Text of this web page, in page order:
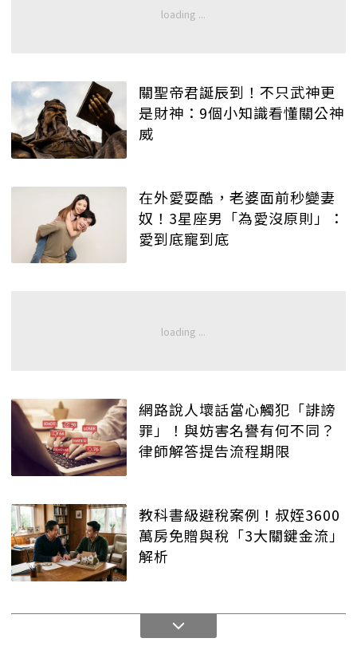
關聖帝君誕辰到！不只武神更
是財神：9個小知識看懂關公神
威
在外愛耍酷，老婆面前秒變妻
奴！3星座男「為愛沒原則」：
愛到底寵到底
網路說人壞話當心觸犯「誹謗
罪」！與妨害名譽有何不同？
律師解答提告流程期限
教科書級避稅案例！叔姪3600
萬房免贈與稅「3大關鍵金流」
解析